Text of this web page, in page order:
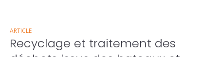
ARTICLE
Recyclage et traitement des